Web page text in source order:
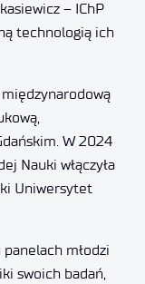
– IChP
technologią ich
W 2024
Nauki włączyła
Uniwersytet
młodzi
swoich badań,